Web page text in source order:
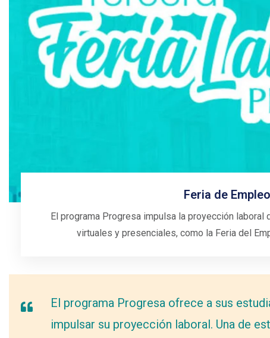
Feria de
El programa Progresa impulsa la proyección
virtuales y presenciales, como la Feria del
El programa Progresa ofrece a sus
impulsar su proyección laboral. Una de